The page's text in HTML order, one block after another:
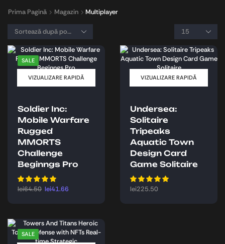
Prima Pagină Magazin Multiplayer
SALE
VIZUALIZARE RAPIDĂ
Soldier Inc:
Mobile Warfare
Rugged
MMORTS
Challenge
Beginngs Pro
lei64.50 lei41.66
VIZUALIZARE RAPIDĂ
Undersea:
Solitaire
Tripeaks
Aquatic Town
Design Card
Game Solitaire
lei225.50
SALE